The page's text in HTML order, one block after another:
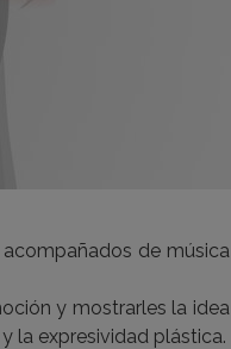
de música
y mostrarles la idea
la expresividad plástica.